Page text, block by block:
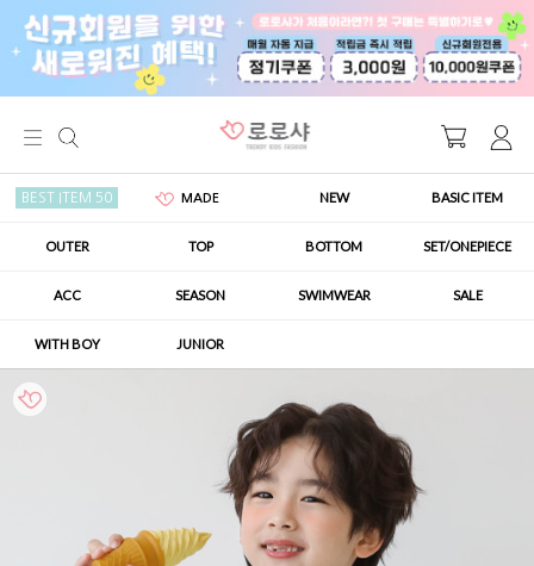
BEST ITEM 50 MADE NEW BASIC ITEM
OUTER TOP BOTTOM SET/ONEPIECE
ACC SEASON SWIMWEAR SALE
WITH BOY JUNIOR